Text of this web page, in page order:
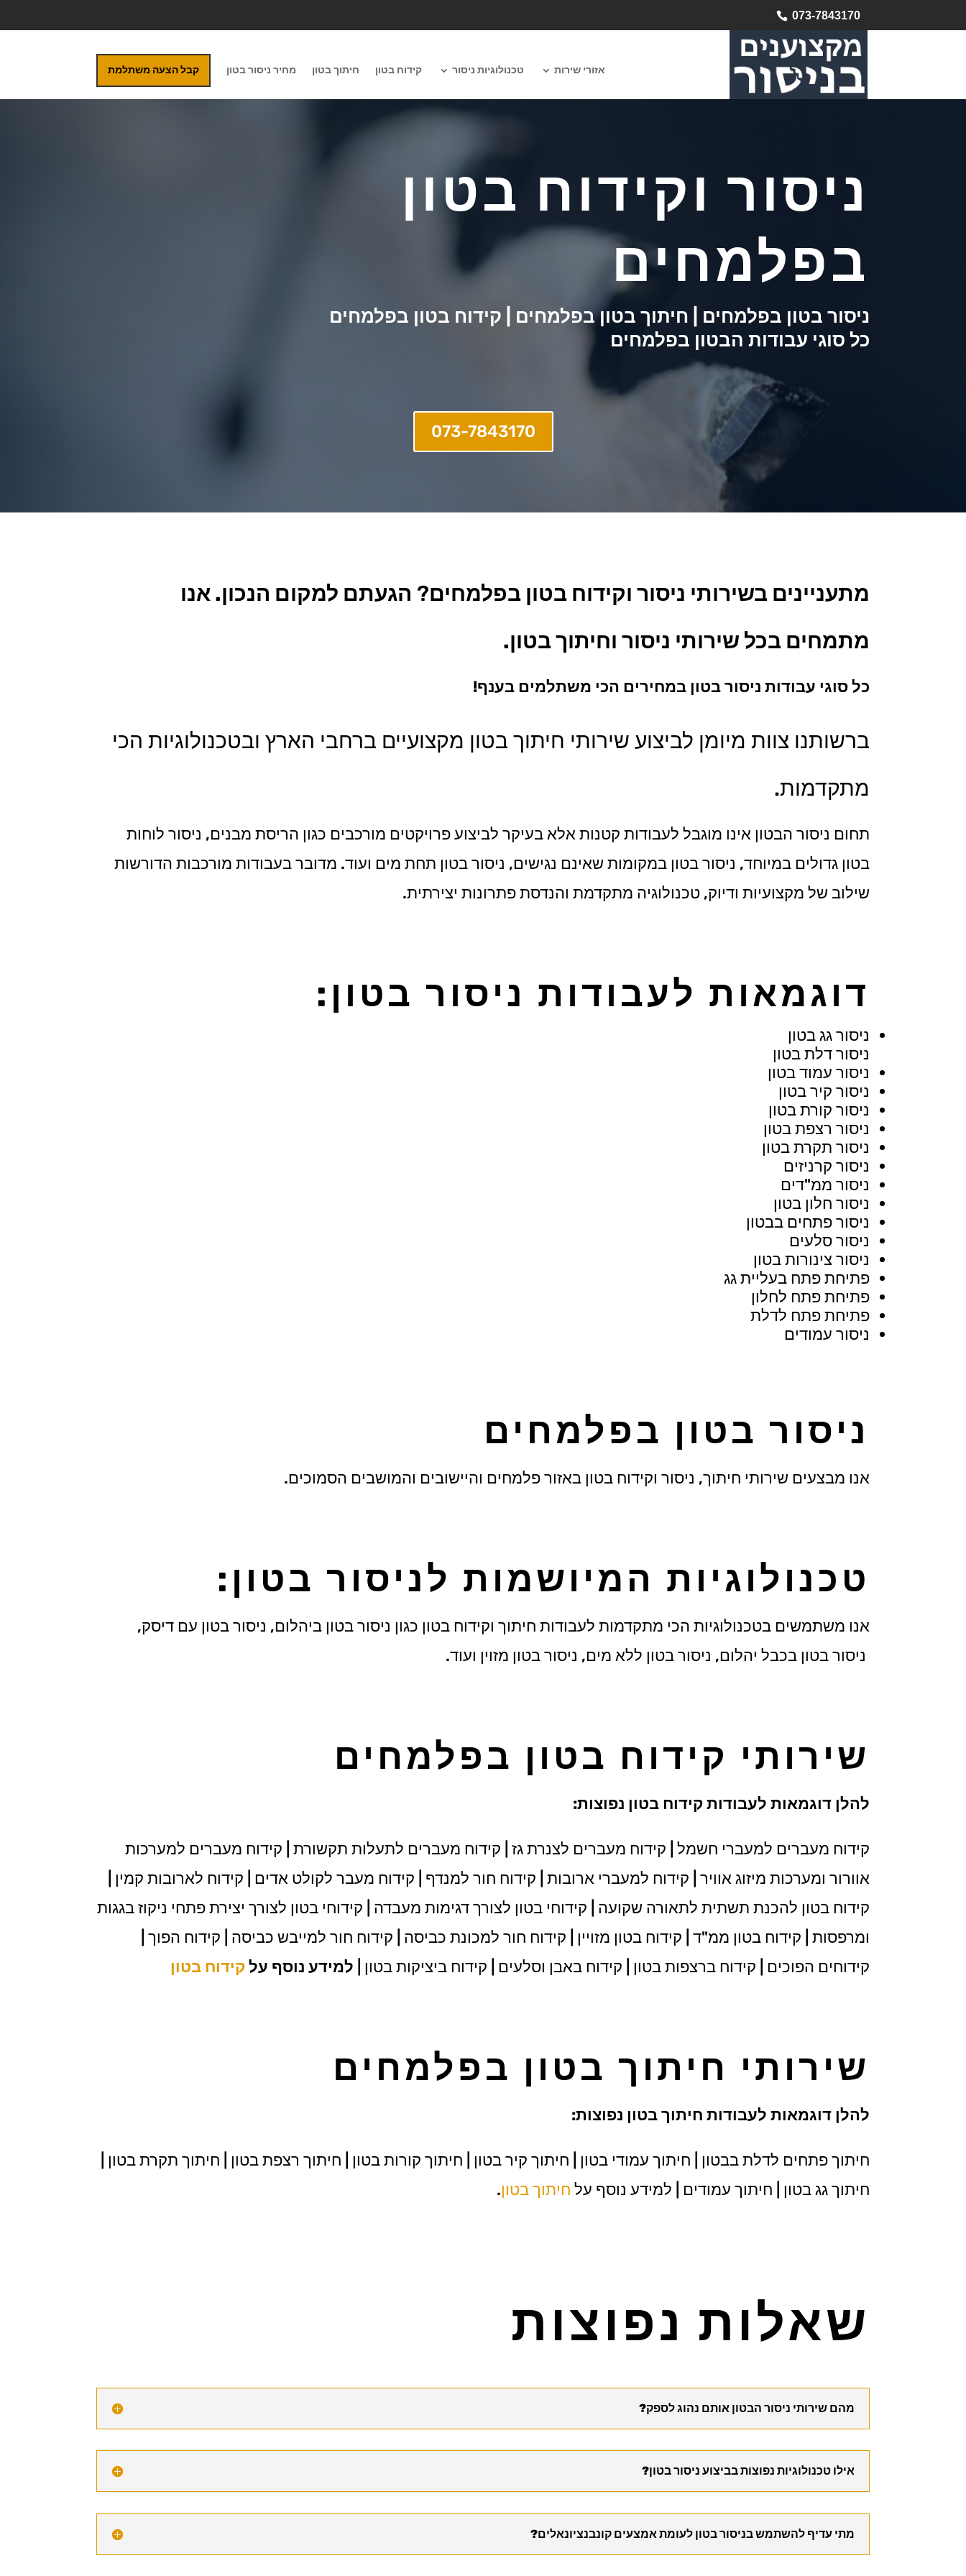
073-7843170
אזורי שירות טכנולוגיות ניסור קידוח בטון חיתוך בטון מחיר ניסור בטון קבל הצעה משתלמת
ניסור וקידוח בטון
בפלמחים
ניסור בטון בפלמחים | חיתוך בטון בפלמחים | קידוח בטון בפלמחים
כל סוגי עבודות הבטון בפלמחים
073-7843170
מתעניינים בשירותי ניסור וקידוח בטון בפלמחים? הגעתם למקום הנכון. אנו
מתמחים בכל שירותי ניסור וחיתוך בטון.
כל סוגי עבודות ניסור בטון במחירים הכי משתלמים בענף!
ברשותנו צוות מיומן לביצוע שירותי חיתוך בטון מקצועיים ברחבי הארץ ובטכנולוגיות הכי
מתקדמות.
תחום ניסור הבטון אינו מוגבל לעבודות קטנות אלא בעיקר לביצוע פרויקטים מורכבים כגון הריסת מבנים, ניסור לוחות
בטון גדולים במיוחד, ניסור בטון במקומות שאינם נגישים, ניסור בטון תחת מים ועוד. מדובר בעבודות מורכבות הדורשות
שילוב של מקצועיות ודיוק, טכנולוגיה מתקדמת והנדסת פתרונות יצירתית.
דוגמאות לעבודות ניסור בטון:
ניסור גג בטון
ניסור דלת בטון
ניסור עמוד בטון
ניסור קיר בטון
ניסור קורת בטון
ניסור רצפת בטון
ניסור תקרת בטון
ניסור קרניזים
ניסור ממ"דים
ניסור חלון בטון
ניסור פתחים בבטון
ניסור סלעים
ניסור צינורות בטון
פתיחת פתח בעליית גג
פתיחת פתח לחלון
פתיחת פתח לדלת
ניסור עמודים
ניסור בטון בפלמחים
אנו מבצעים שירותי חיתוך, ניסור וקידוח בטון באזור פלמחים והיישובים והמושבים הסמוכים.
טכנולוגיות המיושמות לניסור בטון:
אנו משתמשים בטכנולוגיות הכי מתקדמות לעבודות חיתוך וקידוח בטון כגון ניסור בטון ביהלום, ניסור בטון עם דיסק,
ניסור בטון בכבל יהלום, ניסור בטון ללא מים, ניסור בטון מזוין ועוד.
שירותי קידוח בטון בפלמחים
להלן דוגמאות לעבודות קידוח בטון נפוצות:
קידוח מעברים למעברי חשמל | קידוח מעברים לצנרת גז | קידוח מעברים לתעלות תקשורת | קידוח מעברים למערכות
אוורור ומערכות מיזוג אוויר | קידוח למעברי ארובות | קידוח חור למנדף | קידוח מעבר לקולט אדים | קידוח לארובות קמין |
קידוח בטון להכנת תשתית לתאורה שקועה | קידוחי בטון לצורך דגימות מעבדה | קידוחי בטון לצורך יצירת פתחי ניקוז בגגות
ומרפסות | קידוח בטון ממ"ד | קידוח בטון מזויין | קידוח חור למכונת כביסה | קידוח חור למייבש כביסה | קידוח הפוך |
קידוחים הפוכים | קידוח ברצפות בטון | קידוח באבן וסלעים | קידוח ביציקות בטון | למידע נוסף עלקידוח בטון
שירותי חיתוך בטון בפלמחים
להלן דוגמאות לעבודות חיתוך בטון נפוצות:
חיתוך פתחים לדלת בבטון | חיתוך עמודי בטון | חיתוך קיר בטון | חיתוך קורות בטון | חיתוך רצפת בטון | חיתוך תקרת בטון |
חיתוך גג בטון | חיתוך עמודים | למידע נוסף על חיתוך בטון.
שאלות נפוצות
מהם שירותי ניסור הבטון אותם נהוג לספק?
אילו טכנולוגיות נפוצות בביצוע ניסור בטון?
מתי עדיף להשתמש בניסור בטון לעומת אמצעים קונבנציונאלים?